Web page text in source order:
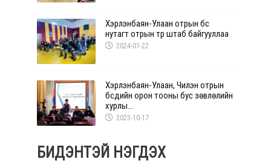
Хэрлэнбаян-Улаан отрын бүс
нутагт отрын түр штаб байгууллаа
2024-01-22
Хэрлэнбаян-Улаан, Чилэн отрын
бүсүүдийн орон тооны бус зөвлөлийн
хурлы...
2023-10-17
БИДЭНТЭЙ НЭГДЭХ